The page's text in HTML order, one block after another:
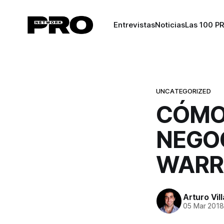
EntrevistasNoticiasLas 100
UNCATEGORIZED
Arturo
05 Mar 2018